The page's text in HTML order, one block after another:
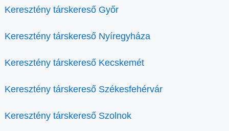
Keresztény társkereső Győr
Keresztény társkereső Nyíregyháza
Keresztény társkereső Kecskemét
Keresztény társkereső Székesfehérvár
Keresztény társkereső Szolnok